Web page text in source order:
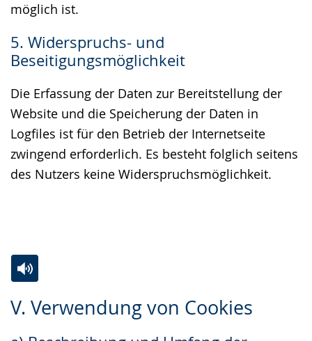
möglich ist.
5. Widerspruchs- und
Beseitigungsmöglichkeit
Die Erfassung der Daten zur Bereitstellung der
Website und die Speicherung der Daten in
Logfiles ist für den Betrieb der Internetseite
zwingend erforderlich. Es besteht folglich seitens
des Nutzers keine Widerspruchsmöglichkeit.
V. Verwendung von Cookies
Leichten
Audio-
Video